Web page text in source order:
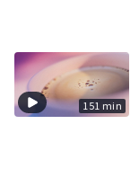
151 min